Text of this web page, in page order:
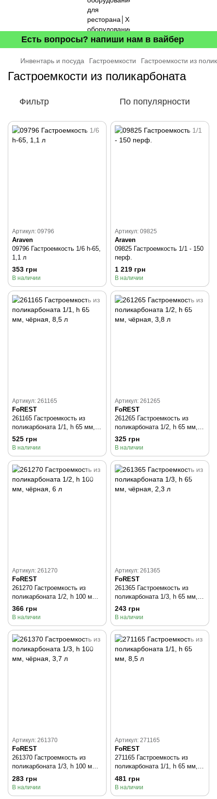
Есть вопросы? напиши нам в вайбер
Инвентарь и посуда Гастроемкости Гастроемкости из
Гастроемкости из поликарбоната
Фильтр По популярности
Артикул: 09796
Araven
09796 Гастроемкость 1/6 h-65,
1,1 л
353 грн
В наличии
Артикул: 09825
Araven
09825 Гастроемкость 1/1 - 150
перф.
1 219 грн
В наличии
Артикул: 261165
FoREST
261165 Гастроемкость из
поликарбоната 1/1, h 65 мм,
чёрная, 8,5 л
525 грн
В наличии
Артикул: 261265
FoREST
261265 Гастроемкость из
поликарбоната 1/2, h 65 мм,
чёрная, 3,8 л
325 грн
В наличии
Артикул: 261270
FoREST
261270 Гастроемкость из
поликарбоната 1/2, h 100 мм,
чёрная, 6 л
366 грн
В наличии
Артикул: 261365
FoREST
261365 Гастроемкость из
поликарбоната 1/3, h 65 мм,
чёрная, 2,3 л
243 грн
В наличии
Артикул: 261370
FoREST
261370 Гастроемкость из
поликарбоната 1/3, h 100 мм,
чёрная, 3,7 л
283 грн
В наличии
Артикул: 271165
FoREST
271165 Гастроемкость из
поликарбоната 1/1, h 65 мм,
8,5 л
481 грн
В наличии